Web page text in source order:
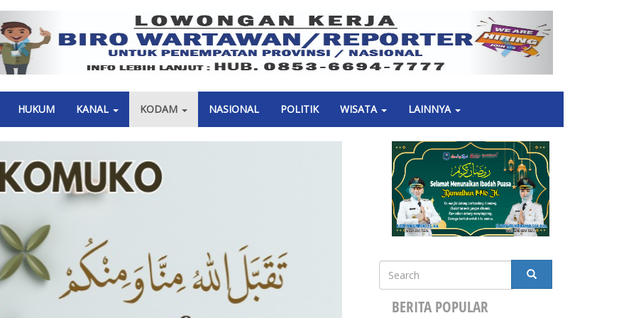
Previous Next
HUKUM KANAL KODAM NASIONAL POLITIK WISATA LAINNYA
Search
SEARCH
BERITA POPULAR